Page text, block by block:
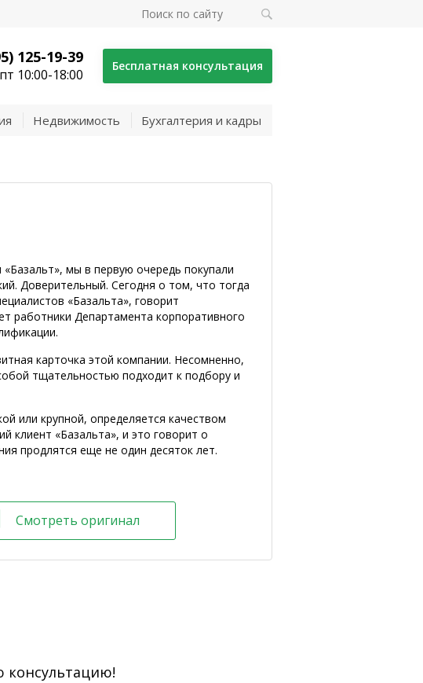
125-19-39
10:00-18:00
Бесплатная консультация
Недвижимость Бухгалтерия и кадры
мы в первую очередь покупали
Доверительный. Сегодня о том, что тогда
«Базальта», говорит
работники Департамента корпоративного
карточка этой компании. Несомненно,
тщательностью подходит к подбору и
или крупной, определяется качеством
клиент «Базальта», и это говорит о
продлятся еще не один десяток лет.
Смотреть оригинал
консультацию!